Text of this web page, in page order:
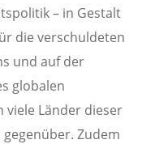
– in Gestalt
die verschuldeten
und auf der
globalen
viele Länder dieser
Zudem